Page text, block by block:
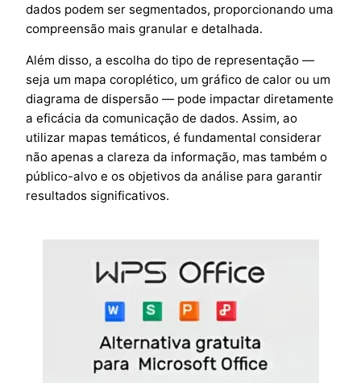
dados podem ser segmentados, proporcionando uma
compreensão mais granular e detalhada.
Além disso, a escolha do tipo de representação —
seja um mapa coroplético, um gráfico de calor ou um
diagrama de dispersão — pode impactar diretamente
a eficácia da comunicação de dados. Assim, ao
utilizar mapas temáticos, é fundamental considerar
não apenas a clareza da informação, mas também o
público-alvo e os objetivos da análise para garantir
resultados significativos.